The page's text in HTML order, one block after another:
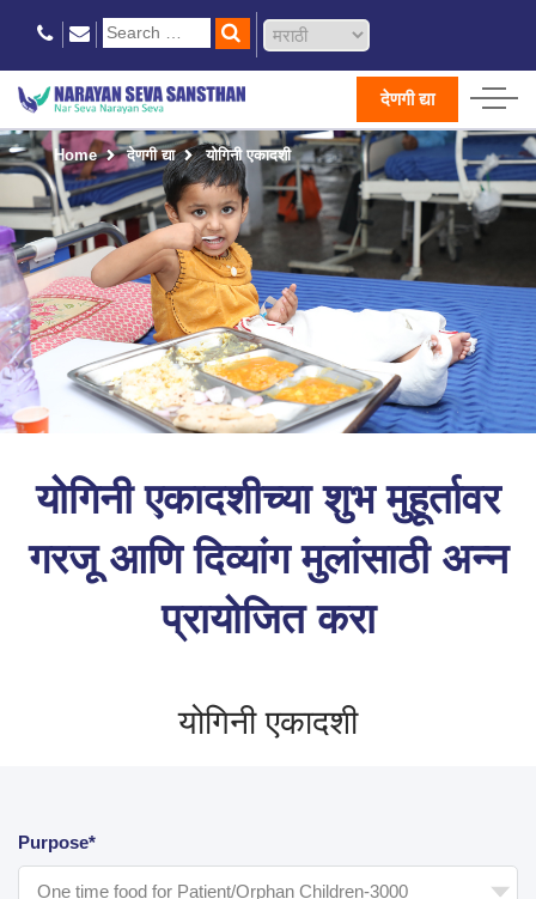
देणगी द्या
Home देणगी द्या योगिनी एकादशी
योगिनी एकादशीच्या शुभ मुहूर्तावर
गरजू आणि दिव्यांग मुलांसाठी अन्न
प्रायोजित करा
योगिनी एकादशी
Purpose*